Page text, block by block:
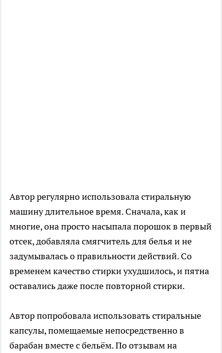
Автор регулярно использовала стиральную
машину длительное время. Сначала, как и
многие, она просто насыпала порошок в первый
отсек, добавляла смягчитель для белья и не
задумывалась о правильности действий. Со
временем качество стирки ухудшилось, и пятна
оставались даже после повторной стирки.
Автор попробовала использовать стиральные
капсулы, помещаемые непосредственно в
барабан вместе с бельём. По отзывам на